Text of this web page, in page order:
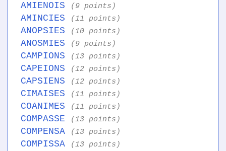
AMIENOIS (9 points)
AMINCIES (11 points)
ANOPSIES (10 points)
ANOSMIES (9 points)
CAMPIONS (13 points)
CAPEIONS (12 points)
CAPSIENS (12 points)
CIMAISES (11 points)
COANIMES (11 points)
COMPASSE (13 points)
COMPENSA (13 points)
COMPISSA (13 points)